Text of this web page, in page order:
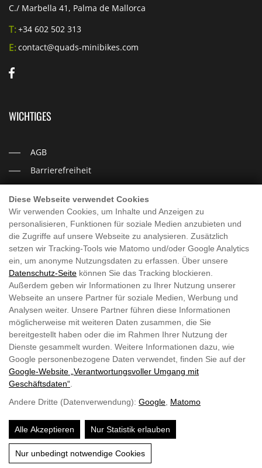
Diese Webseite verwendet Cookies
Wir verwenden Cookies, um Inhalte und Anzeigen zu
personalisieren, Funktionen für soziale Medien anzubieten und
die Zugriffe auf unsere Webseite zu analysieren. Zusätzlich
setzen wir Tracking-Tools wie Matomo und/oder Google Analytics
ein, um anonyme Nutzungsdaten zu erfassen. Über unsere
Datenschutz-Seite können Sie das Tracking blockieren.
Außerdem geben wir Informationen zu Ihrer Nutzung unserer
Webseite an unsere Partner für soziale Medien, Werbung und
Analysen weiter. Unsere Partner führen diese Informationen
möglicherweise mit weiteren Daten zusammen, die Sie
bereitgestellt haben oder die im Rahmen Ihrer Nutzung der
Dienste gesammelt wurden. Weitere Informationen dazu, wie
Google personenbezogene Daten verwendet, finden Sie auf der
Google‑Website „Verantwortungsvoller Umgang mit
Geschäftsdaten“
Andere Dritte (Datenverwendung): Google Matomo
Alle Akzeptieren Nur Statistik erlauben
Nur unbedingt notwendige Cookies
C./ Marbella 41, Palma de Mallorca
T:+34 602 502 313
E:contact@quads-minibikes.com
WICHTIGES
AGB
Barrierefreiheit
Impressum
WIR FREUEN UNS AUF EUCH